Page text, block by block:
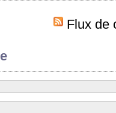
Flux de